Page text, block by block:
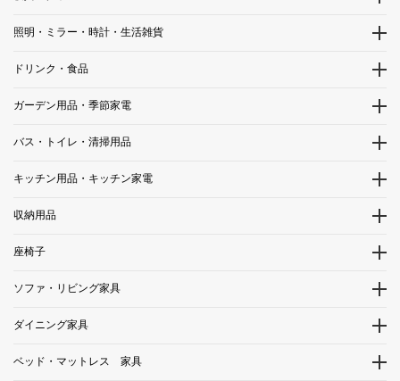
照明・ミラー・時計・生活雑貨
ドリンク・食品
ガーデン用品・季節家電
バス・トイレ・清掃用品
キッチン用品・キッチン家電
収納用品
座椅子
ソファ・リビング家具
ダイニング家具
ベッド・マットレス 家具